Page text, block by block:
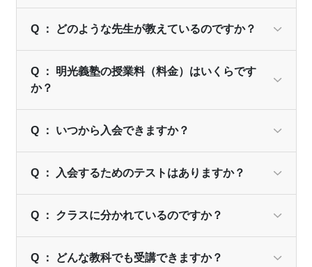
Q ： どのような先生が教えているのですか？
Q ： 明光義塾の授業料（料金）はいくらです
か？
Q ： いつから入会できますか？
Q ： 入会するためのテストはありますか？
Q ： クラスに分かれているのですか？
Q ： どんな教科でも受講できますか？